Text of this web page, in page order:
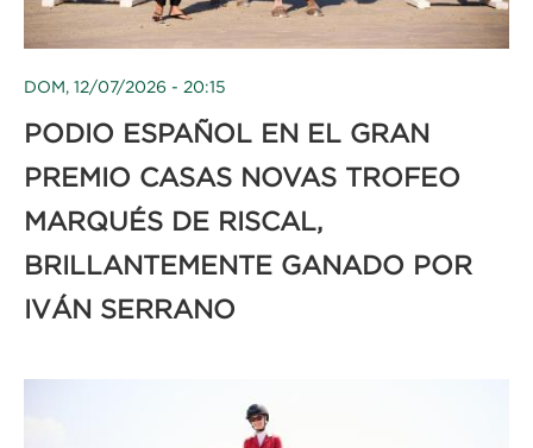
DOM, 12/07/2026 - 20:15
PODIO ESPAÑOL EN EL GRAN
PREMIO CASAS NOVAS TROFEO
MARQUÉS DE RISCAL,
BRILLANTEMENTE GANADO POR
IVÁN SERRANO